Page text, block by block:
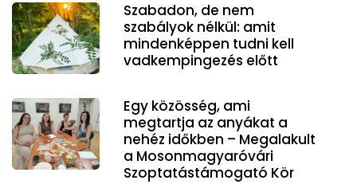
Szabadon, de nem
szabályok nélkül: amit
mindenképpen tudni kell
vadkempingezés előtt
Egy közösség, ami
megtartja az anyákat a
nehéz időkben – Megalakult
a Mosonmagyaróvári
Szoptatástámogató Kör